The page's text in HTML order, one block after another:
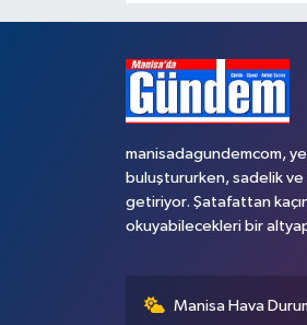
manisadagundemcom,
buluştururken, sadelik
getiriyor. Şatafattan
okuyabilecekleri bir
Manisa Hava